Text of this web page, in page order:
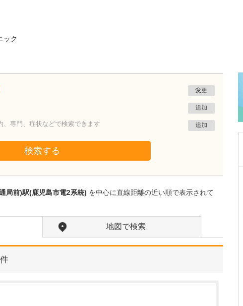
ック
変更
追加
、専門、症状などで検索できます 追加
検索する
局前)駅(鹿児島市電2系統) を中心に直線距離の近い順で表示されて
地図で検索
宮城県仙台市若林区
佐瀬総合診療所
日々の診療において、先生が大切にされている
ことを教えてください。
患者さんはそれぞれ、置
かれている生活環境や、